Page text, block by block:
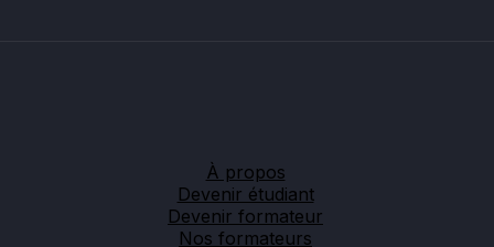
À propos
Devenir étudiant
Devenir formateur
Nos formateurs